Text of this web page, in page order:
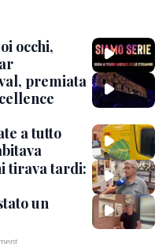
occhi,
premiata
a tutto
tirava tardi:
un